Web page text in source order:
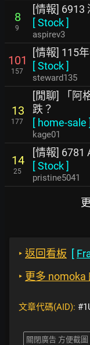
8
9
[情報] 6913
[Stock]
aspirev3
101
157
[情報] 115
[Stock]
steward135
13
177
[閒聊] 「阿
跌？
[ home-sale ]
kage01
14
25
[情報] 6781
[Stock]
pristine5041
‣ 返回看板 [
‣ 更多 nomoka
文章代碼(AID):
關閉廣告 方便截圖